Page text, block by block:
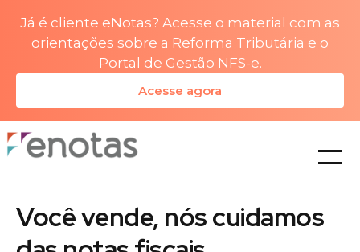
Já é cliente eNotas? Acesse o material com as
orientações sobre a Reforma Tributária e o
Portal de Gestão NFS-e.
Acesse agora
planos
Você vende, nós cuidamos